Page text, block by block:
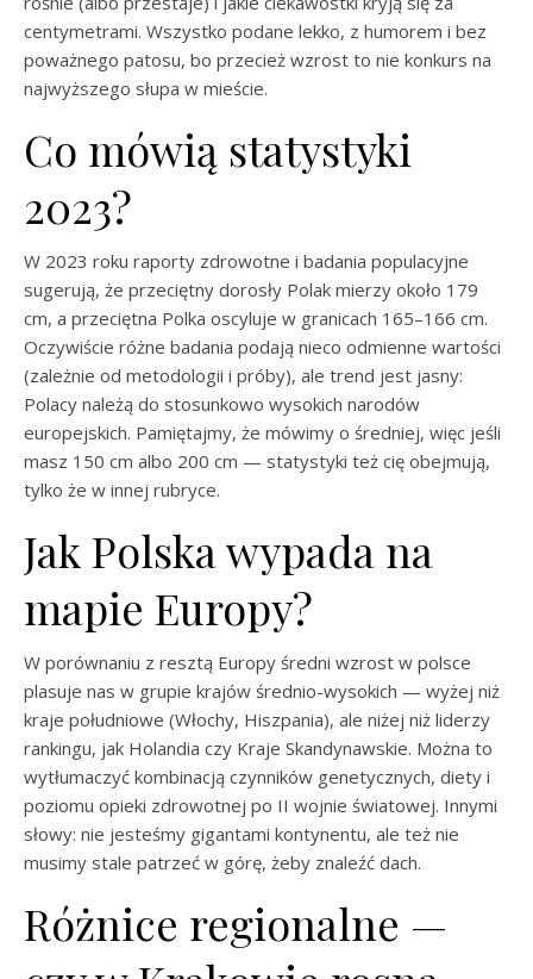
centymetrami. Wszystko podane lekko, z humorem i bez
poważnego patosu, bo przecież wzrost to nie konkurs na
najwyższego słupa w mieście.
Co mówią statystyki
2023?
W 2023 roku raporty zdrowotne i badania populacyjne
sugerują, że przeciętny dorosły Polak mierzy około 179
cm, a przeciętna Polka oscyluje w granicach 165–166 cm.
Oczywiście różne badania podają nieco odmienne wartości
(zależnie od metodologii i próby), ale trend jest jasny:
Polacy należą do stosunkowo wysokich narodów
europejskich. Pamiętajmy, że mówimy o średniej, więc jeśli
masz 150 cm albo 200 cm — statystyki też cię obejmują,
tylko że w innej rubryce.
Jak Polska wypada na
mapie Europy?
W porównaniu z resztą Europy średni wzrost w polsce
plasuje nas w grupie krajów średnio-wysokich — wyżej niż
kraje południowe (Włochy, Hiszpania), ale niżej niż liderzy
rankingu, jak Holandia czy Kraje Skandynawskie. Można to
wytłumaczyć kombinacją czynników genetycznych, diety i
poziomu opieki zdrowotnej po II wojnie światowej. Innymi
słowy: nie jesteśmy gigantami kontynentu, ale też nie
musimy stale patrzeć w górę, żeby znaleźć dach.
Różnice regionalne —